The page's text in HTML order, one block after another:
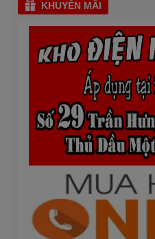
KHUYẾN MÃI